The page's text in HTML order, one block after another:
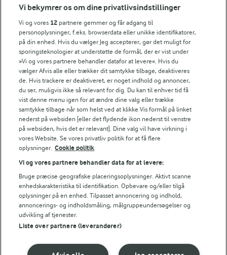
Tips til opskriften
Vi ved, at det tit er de små ting, der gør forskellen i
køkkenet. Derfor deler vi de tips, vi selv bruger, når vi
laver mad og udvikler opskrifter.
TIPS
Det overskydende chokolade, kan du bare lade stivne og
NÆRINGSINDHOLD, PR 100 G
Energiindhold:
1620 kJ / 387 kcal
Energifordeling
Sådan tempererer du chokoladen til
flødebolleovertrækket - så du får en blank
chokoladeskal med knæk.
Vi bekymrer os om dine privatlivsindstillinger
Vi og vores 12 partnere gemmer og får adgang til
personoplysninger, f.eks. browserdata eller unikke identifikatorer,
på din enhed. Hvis du vælger Jeg accepterer, gør det muligt for
sporingsteknologier at understøtte de formål, der er vist under
»Vi og vores partnere behandler datafor at levere«. Hvis du
vælger Afvis alle eller trækker dit samtykke tilbage, deaktiveres
de. Hvis trackere er deaktiveret, er noget indhold og annoncer,
du ser, muligvis ikke så relevant for dig. Du kan til enhver tid få
vist denne menu igen for at ændre dine valg eller trække
samtykke tilbage når som helst ved at klikke Vis formål på linket
nederst på websiden [eller det flydende ikon nederst til venstre
på websiden, hvis det er relevant]. Dine valg vil have virkning i
vores Website. Se vores privatliv politik for at få flere
oplysninger. Cookie politik
Vi og vores partnere behandler data for at levere:
Bruge præcise geografiske placeringsoplysninger. Aktivt scanne
enhedskarakteristika til identifikation. Opbevare og/eller tilgå
oplysninger på en enhed. Tilpasset annoncering og indhold,
annoncerings- og indholdsmåling, målgruppeundersøgelser og
udvikling af tjenester.
Liste over partnere (leverandører)